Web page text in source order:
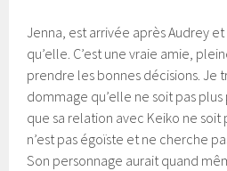
Jenna, est arrivée après Audrey
qu’elle. C’est une vraie amie,
prendre les bonnes décisions. Je
dommage qu’elle ne soit pas
que sa relation avec Keiko ne
n’est pas égoïste et ne cherche
Son personnage aurait quand